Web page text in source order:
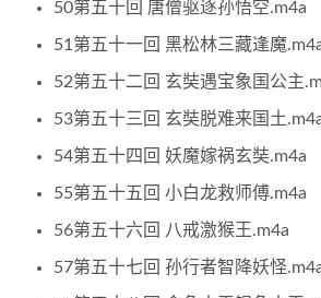
50第五十回 唐僧驱逐孙悟空.m4a
51第五十一回 黑松林三藏逢魔
52第五十二回 玄奘遇宝象国公主
53第五十三回 玄奘脱难来国土
54第五十四回 妖魔嫁祸玄奘.m4a
55第五十五回 小白龙救师傅.m4a
56第五十六回 八戒激猴王.m4a
57第五十七回 孙行者智降妖怪